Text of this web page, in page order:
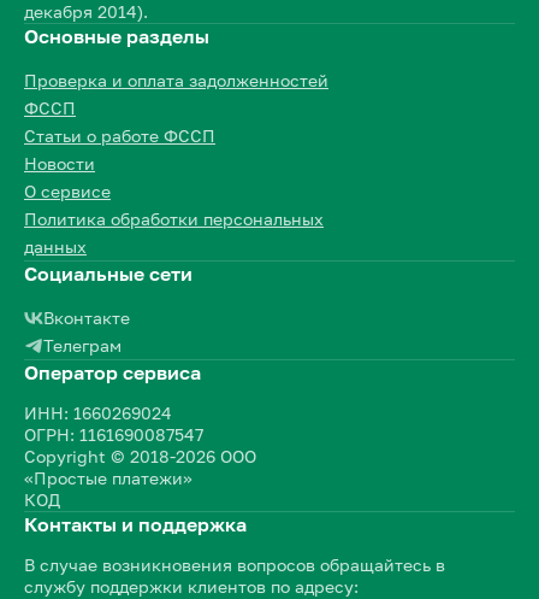
декабря 2014).
Основные разделы
Проверка и оплата задолженностей
ФССП
Статьи о работе ФССП
Новости
О сервисе
Политика обработки персональных
данных
Социальные сети
Вконтакте
Телеграм
Оператор сервиса
ИНН: 1660269024
ОГРН: 1161690087547
Copyright © 2018-2026 ООО
«Простые платежи»
КОД
Контакты и поддержка
В случае возникновения вопросов обращайтесь в
службу поддержки клиентов по адресу: